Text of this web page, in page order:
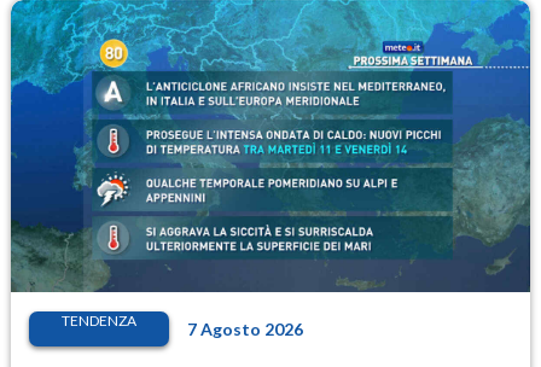
TENDENZA 7 Agosto 2026